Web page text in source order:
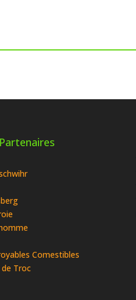
Comestibles
de Troc